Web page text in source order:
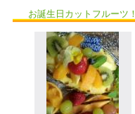
お誕生日カットフルーツ！